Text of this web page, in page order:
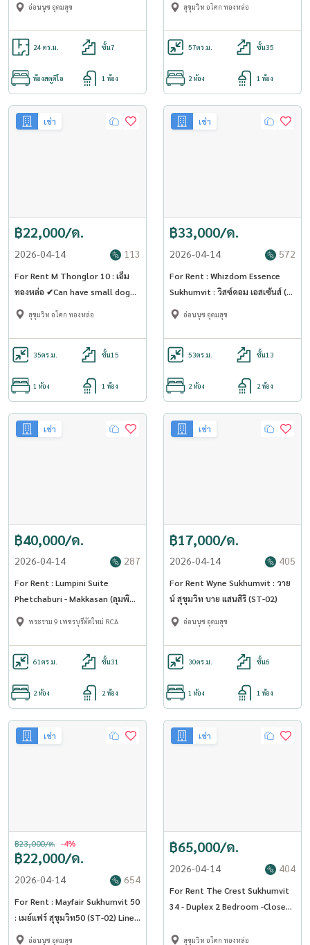
อ่อนนุช อุดมสุข
24 ตร.ม. ชั้น7
ห้องสตูดิโอ 1 ห้อง
สุขุมวิท อโศก ทองหล่อ
57ตร.ม. ชั้น35
2 ห้อง 1 ห้อง
เช่า
฿22,000/ด.
2026-04-14 113
For Rent M Thonglor 10 : เอ็ม
ทองหล่อ ✔Can have small dog🐶
🐩 , ❌no cat😿 (ST-02)
สุขุมวิท อโศก ทองหล่อ
35ตร.ม. ชั้น15
1 ห้อง 1 ห้อง
เช่า
฿33,000/ด.
2026-04-14 572
For Rent : Whizdom Essence
Sukhumvit : วิสซ์ดอม เอสเซ้นส์ (🚇
Close to Punnawithi BTS
station) (ST-02)
อ่อนนุช อุดมสุข
53ตร.ม. ชั้น13
2 ห้อง 2 ห้อง
เช่า
฿40,000/ด.
2026-04-14 287
For Rent : Lumpini Suite
Phetchaburi - Makkasan (ลุมพินี
สวีท เพชรบุรี-มักกะสัน) (ST-02)
พระราม 9 เพชรบุรีตัดใหม่ RCA
61 ตร.ม. ชั้น31
2 ห้อง 2 ห้อง
เช่า
฿17,000/ด.
2026-04-14 405
For Rent Wyne Sukhumvit : วาย
น์ สุขุมวิท บาย แสนสิริ (ST-02)
อ่อนนุช อุดมสุข
30ตร.ม. ชั้น6
1 ห้อง 1 ห้อง
เช่า
฿22,000/ด.
฿23,000/ด. -4%
2026-04-14 654
For Rent : Mayfair Sukhumvit 50
: เมย์แฟร์ สุขุมวิท50 (ST-02) Line :
@condo78
อ่อนนุช อุดมสุข
เช่า
฿65,000/ด.
2026-04-14 404
For Rent The Crest Sukhumvit
34 - Duplex 2 Bedroom -Close
สุขุมวิท อโศก ทองหล่อ